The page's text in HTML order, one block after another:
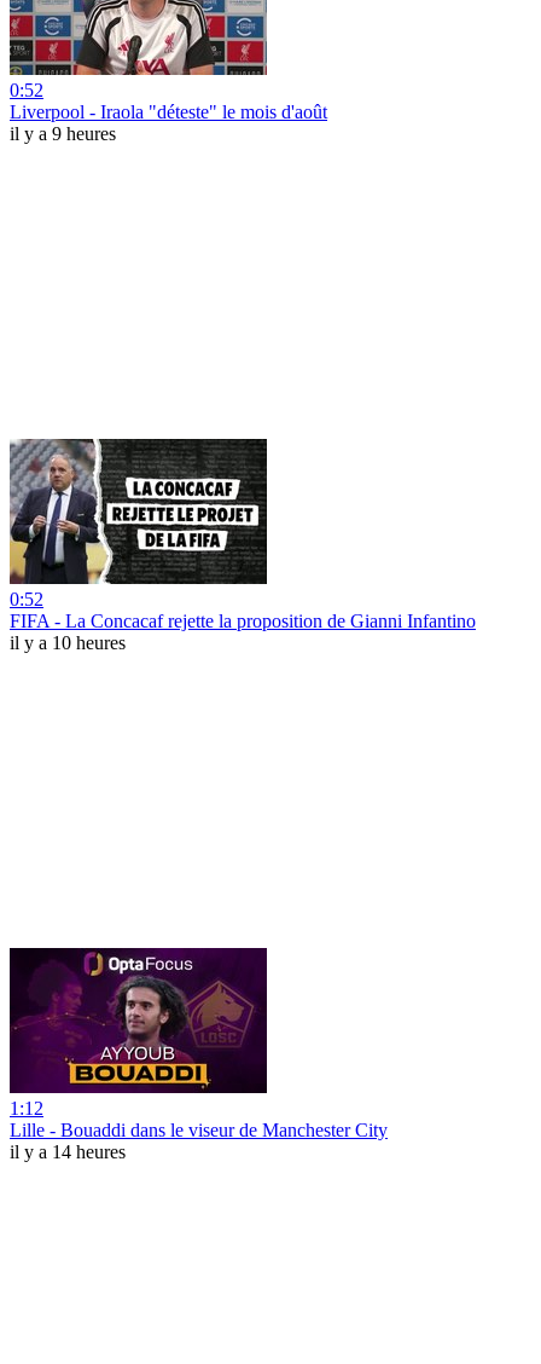
0:52
Liverpool - Iraola "déteste" le mois d'août
il y a 9 heures
0:52
FIFA - La Concacaf rejette la proposition de Gianni Infantino
il y a 10 heures
1:12
Lille - Bouaddi dans le viseur de Manchester City
il y a 14 heures